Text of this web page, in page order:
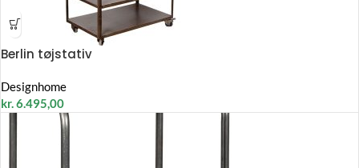
Berlin tøjstativ
Designhome
kr.6.495,00